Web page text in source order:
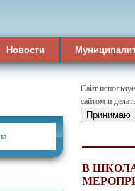
Новости
Сайт
сайтом и
Принимаю
В